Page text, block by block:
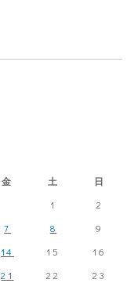
金 土 日
1
2
7 8
9
14 15
16
21 22
23